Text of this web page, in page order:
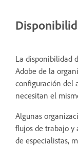
La disponibilidad
Adobe de la
configuración del
necesitan el
Algunas
flujos de trabajo y
de especialistas,